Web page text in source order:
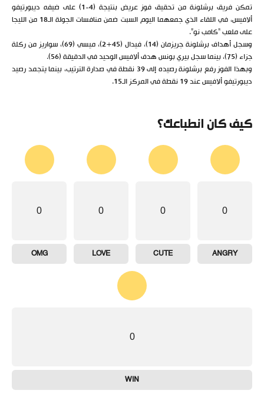
تمكن فريق برشلونة من تحقيق فوز عريض بنتيجة (4-1) على ضيفه ديبورتيفو
ألافيس، في اللقاء الذي جمعهما اليوم السبت ضمن منافسات الجولة الـ18 من الليجا
على ملعب “كامب نو”.
وسجل أهداف برشلونة جريزمان (14)، فيدال (45+2)، ميسي (69)، سواريز من ركلة
جزاء (75)، بينما سجل بيري بونس هدف ألافيس الوحيد في الدقيقة (56).
وبهذا الفوز رفع برشلونة رصيده إلى 39 نقطة في صدارة الترتيب، بينما يتجمد رصيد
ديبورتيفو ألافيس عند 19 نقطة في المركز الـ15.
كيف كان انطباعك؟
0
ANGRY
0
CUTE
0
LOVE
0
OMG
0
WIN